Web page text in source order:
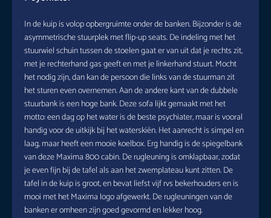
In de kuip is volop opbergruimte onder de banken. Bijzonder is de
asymmetrische stuurplek met flip-up seats. De indeling met het
stuurwiel schuin tussen de stoelen gaat er van uit dat je rechts zit,
met je rechterhand gas geeft en met je linkerhand stuurt. Mocht
het nodig zijn, dan kan de persoon die links van de stuurman zit
het sturen even overnemen. Aan de andere kant van de dubbele
stuurbank is een hoge bank. Deze sofa lijkt gemaakt met het
motto: een dag op het water is de beste psychiater, maar is vooral
handig voor de uitkijk bij het waterskiën. Het aanrecht is simpel en
laag, maar heeft een mooie koelbox. Erg handig is de spiegelbank
van deze Maxima 800 cabin. De rugleuning is omklapbaar, zodat
je even fijn bij de tafel als aan het zwemplateau kunt zitten. De
tafel in de kuip is groot, en bevat liefst vijf rvs bekerhouders en is
mooi met het Maxima logo afgewerkt. De rugleuningen van de
banken er omheen zijn goed gevormd en lekker hoog.